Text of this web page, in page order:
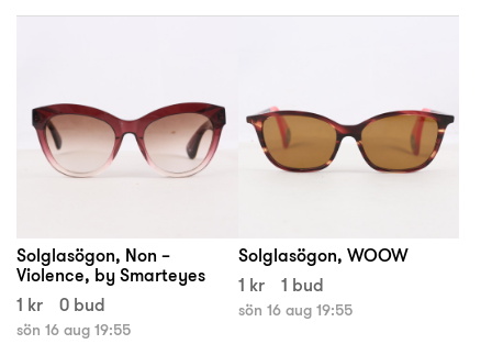
Solglasögon, Non –
Violence, by Smarteyes
1 kr
0 bud
sön 16 aug 19:55
Solglasögon, WOOW
1 kr
1 bud
sön 16 aug 19:55